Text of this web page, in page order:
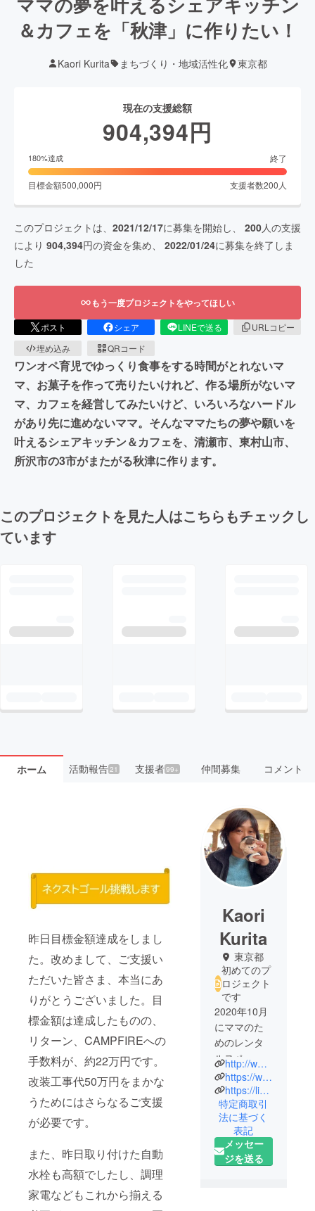
＆カフェを「秋津」に作りたい！
Kaori Kurita まちづくり・地域活性化 東京都
現在の支援総額
904,394円
180%達成 終了
目標金額500,000円 支援者数200 人
このプロジェクトは、 2021/12/17に募集を開始し、 200人の支援
により 904,394円の資金を集め、 2022/01/24に募集を終了しま
した
もう一度プロジェクトをやってほしい
ポスト シェア LINEで送る
URLコピー
埋め込み
QRコード
ワンオペ育児でゆっくり食事をする時間がとれないマ
マ、お菓子を作って売りたいけれど、作る場所がないマ
マ、カフェを経営してみたいけど、いろいろなハードル
があり先に進めないママ。そんなママたちの夢や願いを
叶えるシェアキッチン＆カフェを、清瀬市、東村山市、
所沢市の3市がまたがる秋津に作ります。
このプロジェクトを見た人はこちらもチェックし
ています
ホーム 活動報告21 支援者99+ 仲間募集 コメント
昨日目標金額達成をしまし
た。改めまして、ご支援い
ただいた皆さま、本当にあ
りがとうございました。目
標金額は達成したものの、
リターン、CAMPFIREへの
手数料が、約22万円です。
改装工事代50万円をまかな
うためにはさらなるご支援
が必要です。
また、昨日取り付けた自動
水栓も高額でしたし、調理
家電などもこれから揃える
Kaori
Kurita
東京都
初めてのプ
ロジェクト
です
2020年10月
にママのた
めのレンタ
ルスペース
「mamatano
（ママタ
ノ）をオー
プン。
現在シェア
キッチン＆
カフェを立
http://www.mamatano.jp
https://www.instagram.com/mamatano_akitsu/
https://lin.ee/46jZhW9
特定商取引
法に基づく
表記
メッセー
ジを送る